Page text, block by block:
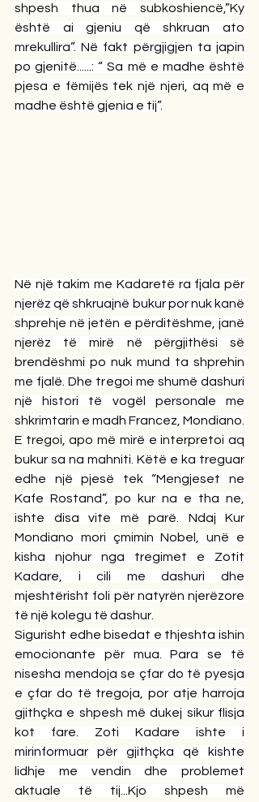
shpesh thua në subkoshiencë,”Ky
është ai gjeniu që shkruan ato
mrekullira”. Në fakt përgjigjen ta japin
po gjenitë......: “ Sa më e madhe është
pjesa e fëmijës tek një njeri, aq më e
madhe është gjenia e tij”.
Në një takim me Kadaretë ra fjala për
njerëz që shkruajnë bukur por nuk kanë
shprehje në jetën e përditëshme, janë
njerëz të mirë në përgjithësi së
brendëshmi po nuk mund ta shprehin
me fjalë. Dhe tregoi me shumë dashuri
një histori të vogël personale me
shkrimtarin e madh Francez, Mondiano.
E tregoi, apo më mirë e interpretoi aq
bukur sa na mahniti. Këtë e ka treguar
edhe një pjesë tek “Mengjeset ne
Kafe Rostand”, po kur na e tha ne,
ishte disa vite më parë. Ndaj Kur
Mondiano mori çmimin Nobel, unë e
kisha njohur nga tregimet e Zotit
Kadare, i cili me dashuri dhe
mjeshtërisht foli për natyrën njerëzore
të një kolegu të dashur.
Sigurisht edhe bisedat e thjeshta ishin
emocionante për mua. Para se të
nisesha mendoja se çfar do të pyesja
e çfar do të tregoja, por atje harroja
gjithçka e shpesh më dukej sikur flisja
kot fare. Zoti Kadare ishte i
mirinformuar për gjithçka që kishte
lidhje me vendin dhe problemet
aktuale të tij...Kjo shpesh më